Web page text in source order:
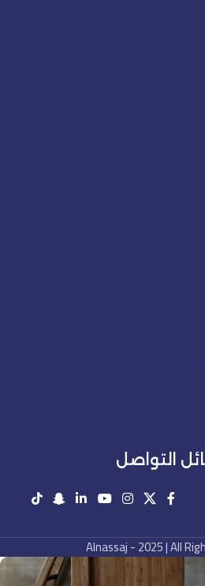
التواصل
Alnassaj - 2025 | All